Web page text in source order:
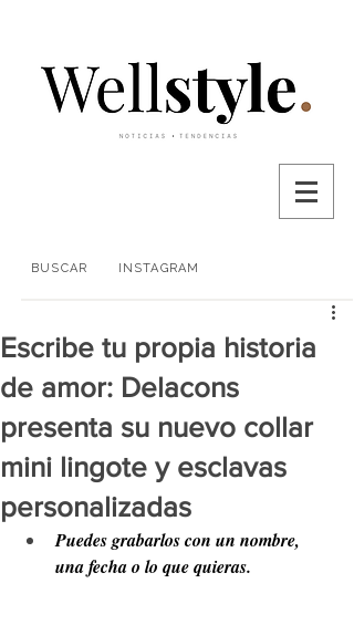
BUSCAR INSTAGRAM
Escribe tu propia historia
de amor: Delacons
presenta su nuevo collar
mini lingote y esclavas
personalizadas
Puedes grabarlos con un nombre,
una fecha o lo que quieras.